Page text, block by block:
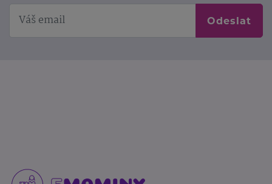
Odeslat